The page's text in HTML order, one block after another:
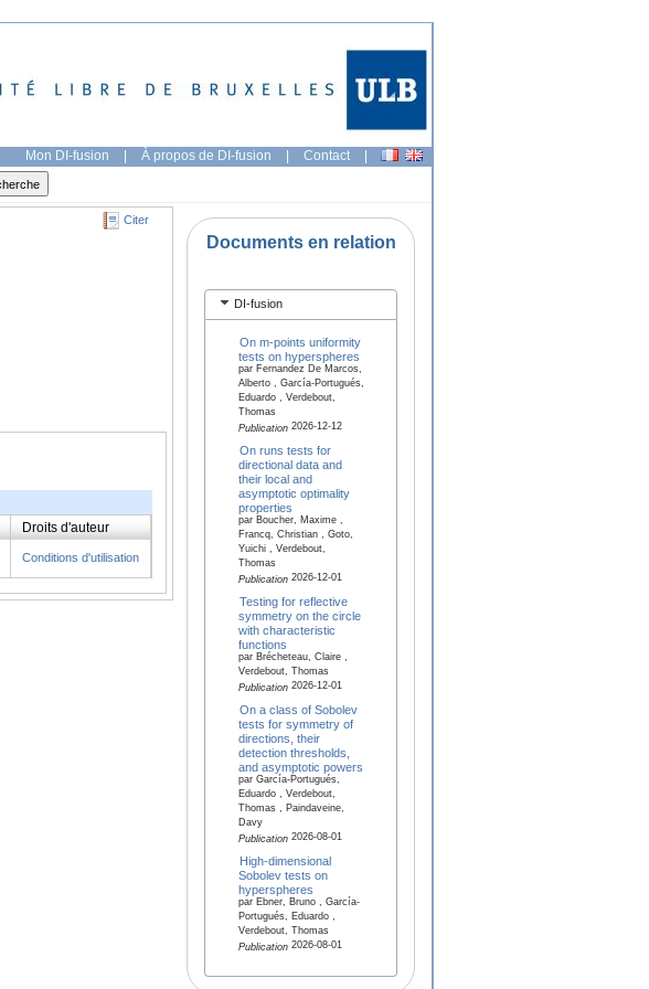
Mon DI-fusion | À propos de DI-fusion | Contact |
Citer
Droits d'auteur
Conditions d'utilisation
Documents en relation
DI-fusion
On m-points uniformity
tests on hyperspheres
par Fernandez De Marcos,
Alberto , García-Portugués,
Eduardo , Verdebout,
Thomas
Publication2026-12-12
On runs tests for
directional data and
their local and
asymptotic optimality
properties
par Boucher, Maxime ,
Francq, Christian , Goto,
Yuichi , Verdebout,
Thomas
Publication2026-12-01
Testing for reflective
symmetry on the circle
with characteristic
functions
par Brécheteau, Claire ,
Verdebout, Thomas
Publication2026-12-01
On a class of Sobolev
tests for symmetry of
directions, their
detection thresholds,
and asymptotic powers
par García-Portugués,
Eduardo , Verdebout,
Thomas , Paindaveine,
Davy
Publication2026-08-01
High-dimensional
Sobolev tests on
hyperspheres
par Ebner, Bruno , García-
Portugués, Eduardo ,
Verdebout, Thomas
Publication2026-08-01